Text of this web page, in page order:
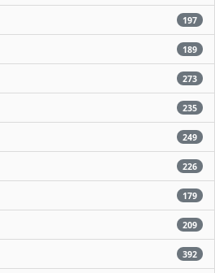
197
189
273
235
249
226
179
209
392